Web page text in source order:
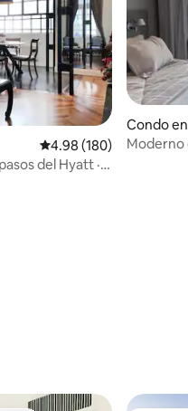
Calificación promedio:
4.98 (180)
del Hyatt · 2
Condo
Moderno